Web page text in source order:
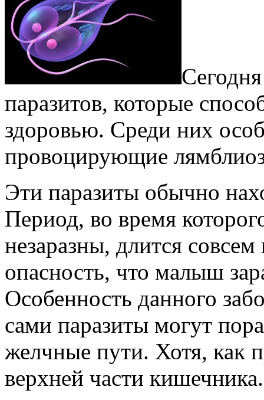
паразитов, которые
здоровью. Среди них
провоцирующие
Эти паразиты обычно
Период, во время
незаразны, длится
опасность, что малыш
Особенность данного
сами паразиты могут
желчные пути. Хотя, как
верхней части кишечника.